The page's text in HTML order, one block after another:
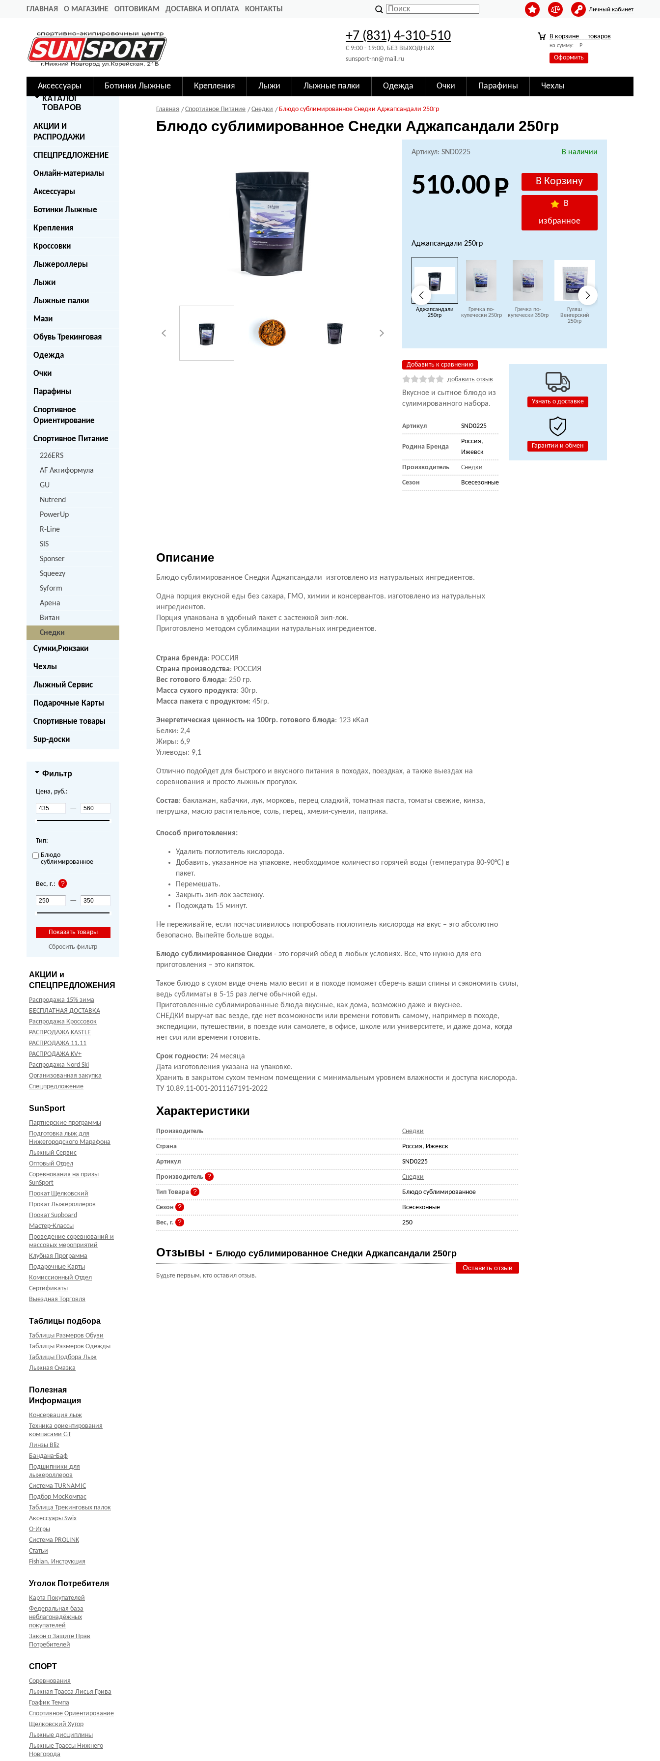
ГЛАВНАЯ О МАГАЗИНЕ ОПТОВИКАМ ДОСТАВКА И ОПЛАТА КОНТАКТЫ Личный кабинет
+7 (831) 4-310-510
C 9:00 - 19:00, БЕЗ ВЫХОДНЫХ
sunsport-nn@mail.ru
В корзине товаров
на сумму: Р
Оформить
Аксессуары Ботинки Лыжные Крепления Лыжи Лыжные палки Одежда Очки Парафины Чехлы
КАТАЛОГ
ТОВАРОВ
АКЦИИ И
РАСПРОДАЖИ
СПЕЦПРЕДЛОЖЕНИЕ
Онлайн-материалы
Аксессуары
Ботинки Лыжные
Крепления
Кроссовки
Лыжероллеры
Лыжи
Лыжные палки
Мази
Обувь Трекинговая
Одежда
Очки
Парафины
Спортивное
Ориентирование
Спортивное Питание
226ERS
AF Актиформула
GU
Nutrend
PowerUp
R-Line
SIS
Sponser
Squeezy
Syform
Арена
Витан
Снедки
Сумки,Рюкзаки
Чехлы
Лыжный Сервис
Подарочные Карты
Спортивные товары
Sup-доски
Фильтр
Цена, руб.:
—
Тип:
Блюдо
сублимированное
Вес, г.:
—
Сбросить фильтр
АКЦИИ и
СПЕЦПРЕДЛОЖЕНИЯ
Распродажа 15% зима
БЕСПЛАТНАЯ ДОСТАВКА
Распродажа Кроссовок
РАСПРОДАЖА KASTLE
РАСПРОДАЖА 11.11
РАСПРОДАЖА KV+
Распродажа Nord Ski
Организованная закупка
Спецпредложение
SunSport
Партнерские программы
Подготовка лыж для
Нижегородского Марафона
Лыжный Сервис
Оптовый Отдел
Соревнования на призы
SunSport
Прокат Щелковский
Прокат Лыжероллеров
Прокат Supboard
Мастер-Классы
Проведение соревнований и
массовых мероприятий
Клубная Программа
Подарочные Карты
Комиссионный Отдел
Сертификаты
Выездная Торговля
Таблицы подбора
Таблицы Размеров Обуви
Таблицы Размеров Одежды
Таблицы Подбора Лыж
Лыжная Смазка
Полезная
Информация
Консервация лыж
Техника ориентирования
компасами GT
Линзы Bliz
Бандана-Баф
Подшипники для
лыжероллеров
Система TURNAMIC
Подбор МосКомпас
Таблица Трекинговых палок
Аксессуары Swix
О-Игры
Система PROLINK
Статьи
Fishian. Инструкция
Уголок Потребителя
Карта Покупателей
Федеральная база
неблагонадёжных
покупателей
Закон о Защите Прав
Потребителей
СПОРТ
Соревнования
Лыжная Трасса Лисья Грива
График Темпа
Спортивное Ориентирование
Щелковский Хутор
Лыжные дисциплины
Лыжные Трассы Нижнего
Новгорода
Главная Спортивное Питание Снедки Блюдо сублимированное Снедки Аджапсандали 250гр
Блюдо сублимированное Снедки Аджапсандали 250гр
Артикул: SND0225 В наличии
510.00
В
избранное
Аджапсандали 250гр
Аджапсандали
250гр
Гречка по-
купечески 250гр
Гречка по-
купечески 350гр
Гуляш
Венгерский
250гр
next
Добавить к сравнению
добавить отзыв
Вкусное и сытное блюдо из
сулимированного набора.
Артикул SND0225
Родина Бренда
Россия,
Ижевск
Производитель Снедки
Сезон Всесезонные
Узнать о доставке
Гарантии и обмен
Описание
Блюдо сублимированноеСнедки Аджапсандали изготовлено из натуральных ингредиентов.
Одна порция вкусной еды без сахара, ГМО, химии и консервантов. изготовлено из натуральных
ингредиентов.
Порция упакована в удобный пакет с застежкой зип-лок.
Приготовлено методом сублимации натуральных ингредиентов.
Страна бренда: РОССИЯ
Страна производства: РОССИЯ
Вес готового блюда: 250 гр.
Масса сухого продукта: 30гр.
Масса пакета с продуктом: 45гр.
Энергетическая ценность на 100гр. готового блюда: 123 кКал
Белки: 2,4
Жиры: 6,9
Углеводы: 9,1
Отлично подойдет для быстрого и вкусного питания в походах, поездках, а также выездах на
соревнования и просто лыжных прогулок.
Состав:баклажан, кабачки, лук, морковь, перец сладкий, томатная паста, томаты свежие, кинза,
петрушка, масло растительное, соль, перец, хмели-сунели, паприка.
Способ приготовления:
Удалить поглотитель кислорода.
Добавить, указанное на упаковке, необходимое количество горячей воды (температура 80-90°С) в
пакет.
Перемешать.
Закрыть зип-лок застежку.
Подождать 15 минут.
Не переживайте, если посчастливилось попробовать поглотитель кислорода на вкус – это абсолютно
безопасно. Выпейте больше воды.
Блюдо сублимированное Снедки - это горячий обед в любых условиях. Все, что нужно для его
приготовления – это кипяток.
Такое блюдо в сухом виде очень мало весит и в походе поможет сберечь ваши спины и сэкономить силы,
ведь сублиматы в 5-15 раз легче обычной еды.
Приготовленные сублимированные блюда вкусные, как дома, возможно даже и вкуснее.
СНЕДКИ выручат вас везде, где нет возможности или времени готовить самому, например в походе,
экспедиции, путешествии, в поезде или самолете, в офисе, школе или университете, и даже дома, когда
нет сил или времени готовить.
Срок годности: 24 месяца
Дата изготовления указана на упаковке.
Хранить в закрытом сухом темном помещении с минимальным уровнем влажности и доступа кислорода.
ТУ 10.89.11-001-2011167191-2022
Характеристики
Производитель Снедки
Страна Россия, Ижевск
Артикул SND0225
Производитель Снедки
Тип Товара Блюдо сублимированное
Сезон Всесезонные
Вес, г. 250
Отзывы - Блюдо сублимированное Снедки Аджапсандали 250гр
Оставить отзыв
Будьте первым, кто оставил отзыв.